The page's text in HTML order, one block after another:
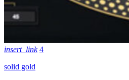
insert_link 4
solid gold